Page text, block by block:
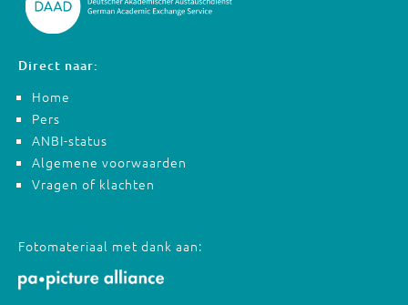
Direct naar:
Home
Pers
ANBI-status
Algemene voorwaarden
Vragen of klachten
Fotomateriaal met dank aan: